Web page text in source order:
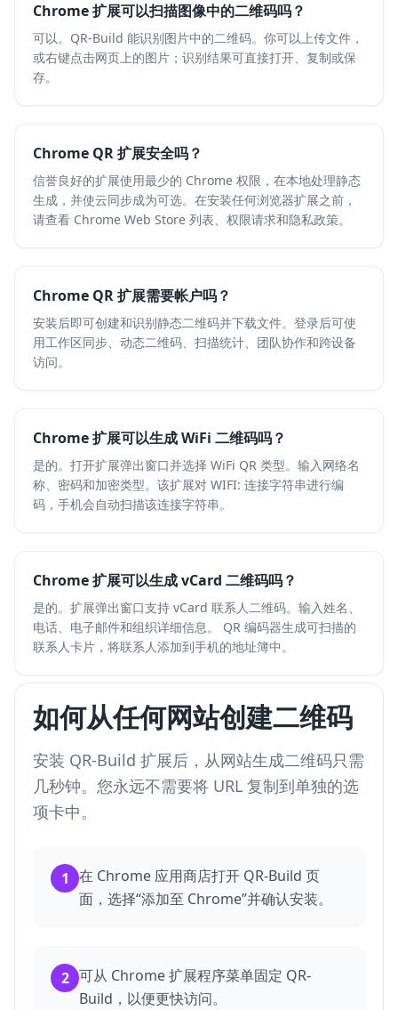
Chrome 扩展可以扫描图像中的二维码吗？
可以。QR-Build 能识别图片中的二维码。你可以上传文件，
或右键点击网页上的图片；识别结果可直接打开、复制或保
存。
Chrome QR 扩展安全吗？
信誉良好的扩展使用最少的 Chrome 权限，在本地处理静态
生成，并使云同步成为可选。在安装任何浏览器扩展之前，
请查看 Chrome Web Store 列表、权限请求和隐私政策。
Chrome QR 扩展需要帐户吗？
安装后即可创建和识别静态二维码并下载文件。登录后可使
用工作区同步、动态二维码、扫描统计、团队协作和跨设备
访问。
Chrome 扩展可以生成 WiFi 二维码吗？
是的。打开扩展弹出窗口并选择 WiFi QR 类型。输入网络名
称、密码和加密类型。该扩展对 WIFI: 连接字符串进行编
码，手机会自动扫描该连接字符串。
Chrome 扩展可以生成 vCard 二维码吗？
是的。扩展弹出窗口支持 vCard 联系人二维码。输入姓名、
电话、电子邮件和组织详细信息。 QR 编码器生成可扫描的
联系人卡片，将联系人添加到手机的地址簿中。
如何从任何网站创建二维码
安装 QR-Build 扩展后，从网站生成二维码只需
几秒钟。您永远不需要将 URL 复制到单独的选
项卡中。
1 在 Chrome 应用商店打开 QR-Build 页
面，选择“添加至 Chrome”并确认安装。
2 可从 Chrome 扩展程序菜单固定 QR-
Build，以便更快访问。